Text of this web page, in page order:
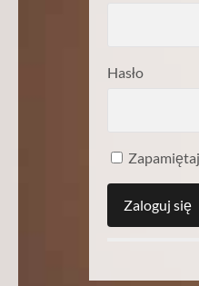
Hasło